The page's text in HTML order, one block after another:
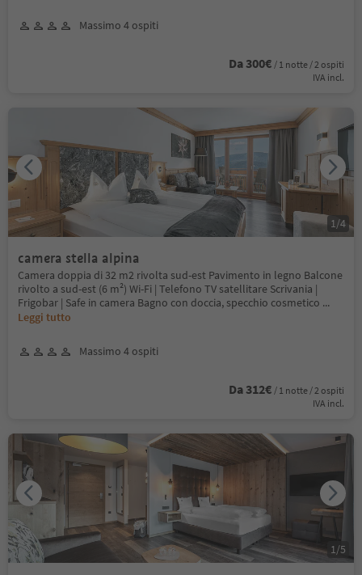
Massimo 4 ospiti
Da 300€ / 1 notte / 2 ospiti
IVA incl.
camera stella alpina
Camera doppia di 32 m2 rivolta sud-est Pavimento in legno Balcone
rivolto a sud-est (6 m²) Wi-Fi | Telefono TV satellitare Scrivania |
Frigobar | Safe in camera Bagno con doccia, specchio cosmetico ...
Leggi tutto
Massimo 4 ospiti
Da 312€ / 1 notte / 2 ospiti
IVA incl.
1/4
1/5